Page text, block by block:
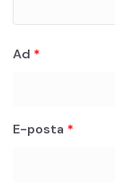
Ad *
E-posta *